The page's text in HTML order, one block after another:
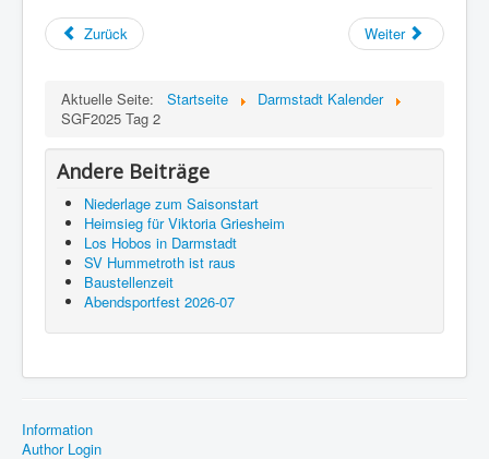
Zurück Weiter
Aktuelle Seite: Startseite
Darmstadt Kalender
SGF2025 Tag 2
Andere Beiträge
Niederlage zum Saisonstart
Heimsieg für Viktoria Griesheim
Los Hobos in Darmstadt
SV Hummetroth ist raus
Baustellenzeit
Abendsportfest 2026-07
Information
Author Login